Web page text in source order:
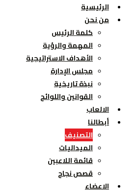
الرئيسية
من نحن
كلمة الرئيس
المهمة والرؤية
الأهداف الاستراتيجية
مجلس الإدارة
نبذة تاريخية
القوانين واللوائح
الالعاب
أبطالنا
التصنيف
الميداليات
قائمة اللاعبين
قصص نجاح
الاعضاء